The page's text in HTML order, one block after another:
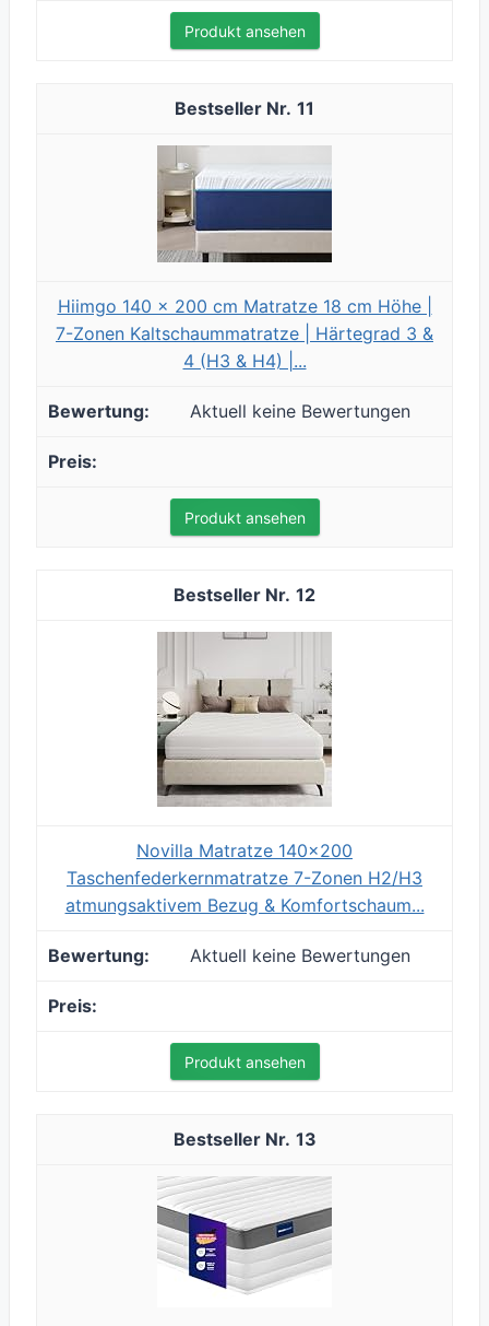
Produkt ansehen
11
Hiimgo 140 x 200 cm Matratze 18 cm Höhe |
7-Zonen Kaltschaummatratze | Härtegrad 3 &
4 (H3 & H4) |...
Aktuell keine Bewertungen
Produkt ansehen
12
Novilla Matratze 140x200
Taschenfederkernmatratze 7-Zonen H2/H3
atmungsaktivem Bezug & Komfortschaum...
Aktuell keine Bewertungen
Produkt ansehen
13